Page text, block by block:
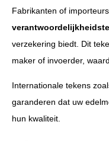
Fabrikanten of
verzekering biedt. Dit
maker of invoerder,
Internationale tekens
garanderen dat uw
hun kwaliteit.